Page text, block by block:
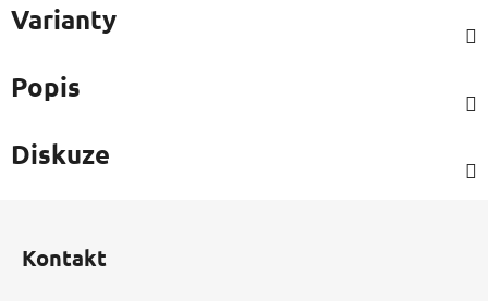
Varianty
Popis
Diskuze
Kontakt